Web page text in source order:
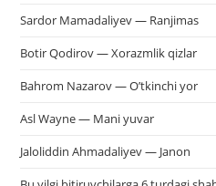
Sardor Mamadaliyev — Ranjimas
Botir Qodirov — Xorazmlik qizlar
Bahrom Nazarov — O’tkinchi yor
Asl Wayne — Mani yuvar
Jaloliddin Ahmadaliyev — Janon